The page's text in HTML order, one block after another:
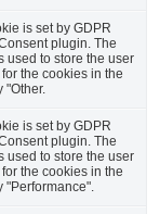
is set by GDPR
plugin. The
used to store the user
the cookies in the
"Other.
is set by GDPR
plugin. The
used to store the user
the cookies in the
"Performance".